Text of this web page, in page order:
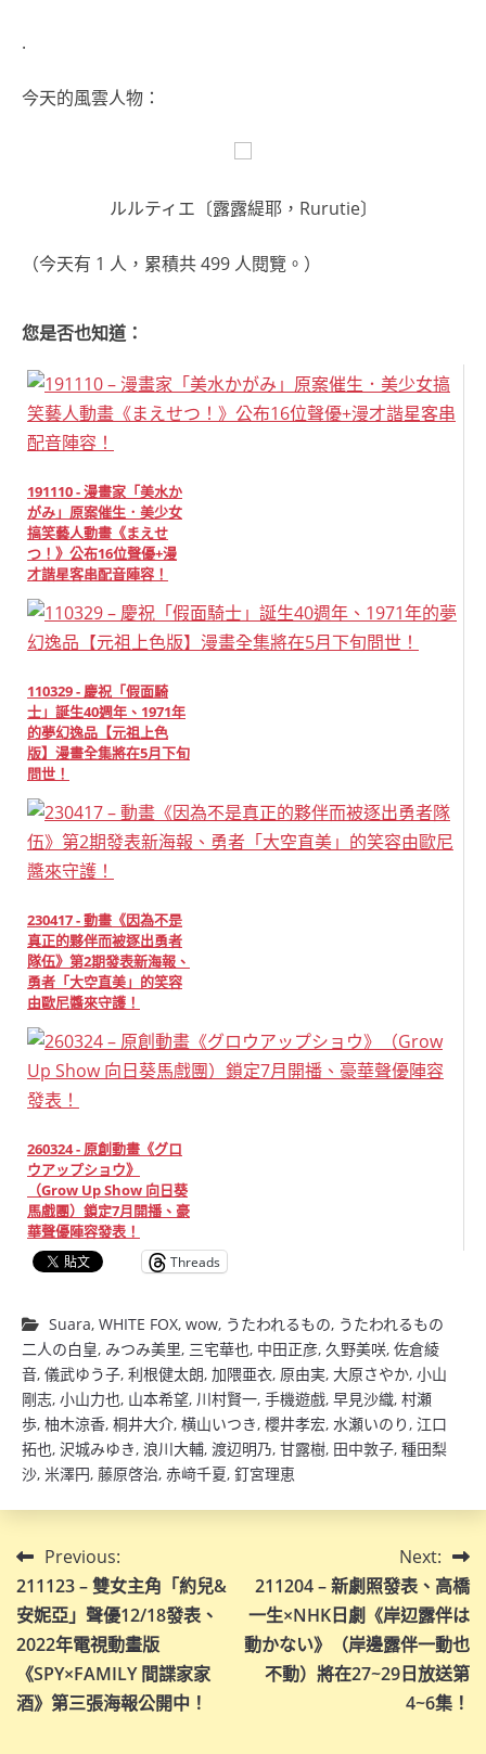
.
今天的風雲人物：
ルルティエ〔露露緹耶，Rurutie〕
（今天有 1 人，累積共 499 人閱覽。）
您是否也知道：
191110 - 漫畫家「美水か
がみ」原案催生．美少女
搞笑藝人動畫《まえせ
つ！》公布16位聲優+漫
才諧星客串配音陣容！
110329 - 慶祝「假面騎
士」誕生40週年、1971年
的夢幻逸品【元祖上色
版】漫畫全集將在5月下旬
問世！
230417 - 動畫《因為不是
真正的夥伴而被逐出勇者
隊伍》第2期發表新海報、
勇者「大空直美」的笑容
由歐尼醬來守護！
260324 - 原創動畫《グロ
ウアップショウ》
（Grow Up Show 向日葵
馬戲團）鎖定7月開播、豪
華聲優陣容發表！
Threads
Suara, WHITE FOX, wow, うたわれるもの, うたわれるもの
二人の白皇, みつみ美里, 三宅華也, 中田正彦, 久野美咲, 佐倉綾
音, 儀武ゆう子, 利根健太朗, 加隈亜衣, 原由実, 大原さやか, 小山
剛志, 小山力也, 山本希望, 川村賢一, 手機遊戲, 早見沙織, 村瀬
歩, 柚木涼香, 桐井大介, 横山いつき, 櫻井孝宏, 水瀬いのり, 江口
拓也, 沢城みゆき, 浪川大輔, 渡辺明乃, 甘露樹, 田中敦子, 種田梨
沙, 米澤円, 藤原啓治, 赤﨑千夏, 釘宮理恵
文
章
導
覽
Previous:
211123 – 雙女主角「約兒&
安妮亞」聲優12/18發表、
2022年電視動畫版
《SPY×FAMILY 間諜家家
酒》第三張海報公開中！
Next:
211204 – 新劇照發表、高橋
一生×NHK日劇《岸辺露伴は
動かない》（岸邊露伴一動也
不動）將在27~29日放送第
4~6集！